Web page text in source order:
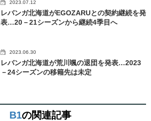
2023.07.12
レバンガ北海道がEGOZARUとの契約継続を発
表…20－21シーズンから継続4季目へ
2023.06.30
レバンガ北海道が荒川颯の退団を発表…2023
－24シーズンの移籍先は未定
B1の関連記事